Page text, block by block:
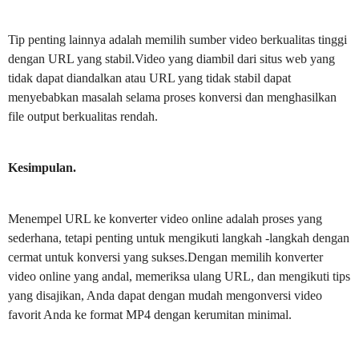
Tip penting lainnya adalah memilih sumber video berkualitas tinggi
dengan URL yang stabil.Video yang diambil dari situs web yang
tidak dapat diandalkan atau URL yang tidak stabil dapat
menyebabkan masalah selama proses konversi dan menghasilkan
file output berkualitas rendah.
Kesimpulan.
Menempel URL ke konverter video online adalah proses yang
sederhana, tetapi penting untuk mengikuti langkah -langkah dengan
cermat untuk konversi yang sukses.Dengan memilih konverter
video online yang andal, memeriksa ulang URL, dan mengikuti tips
yang disajikan, Anda dapat dengan mudah mengonversi video
favorit Anda ke format MP4 dengan kerumitan minimal.